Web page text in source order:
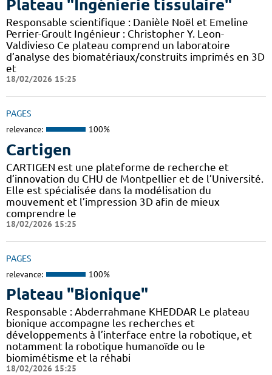
Plateau "Ingénierie tissulaire"
Responsable scientifique : Danièle Noël et Emeline
Perrier-Groult Ingénieur : Christopher Y. Leon-
Valdivieso Ce plateau comprend un laboratoire
d’analyse des biomatériaux/construits imprimés en 3D
et
18/02/2026 15:25
PAGES
relevance: 100%
Cartigen
CARTIGEN est une plateforme de recherche et
d’innovation du CHU de Montpellier et de l’Université.
Elle est spécialisée dans la modélisation du
mouvement et l’impression 3D afin de mieux
comprendre le
18/02/2026 15:25
PAGES
relevance: 100%
Plateau "Bionique"
Responsable : Abderrahmane KHEDDAR Le plateau
bionique accompagne les recherches et
développements à l’interface entre la robotique, et
notamment la robotique humanoïde ou le
biomimétisme et la réhabi
18/02/2026 15:25